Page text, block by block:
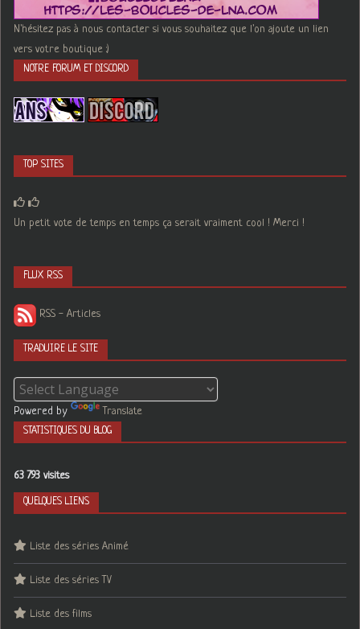
N'hésitez pas à nous contacter si vous souhaitez que l'on ajoute un lien
vers votre boutique :)
NOTRE FORUM ET DISCORD
TOP SITES
Un petit vote de temps en temps ça serait vraiment cool ! Merci !
FLUX RSS
RSS - Articles
TRADUIRE LE SITE
Powered by Translate
STATISTIQUES DU BLOG
63 793 visites
QUELQUES LIENS
Liste des séries Animé
Liste des séries TV
Liste des films